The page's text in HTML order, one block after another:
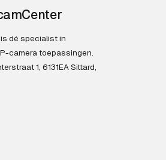
dé specialist in
camera toepassingen.
1, 6131EA Sittard,